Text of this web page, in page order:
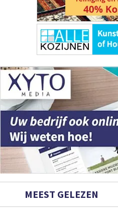
MEEST GELEZEN